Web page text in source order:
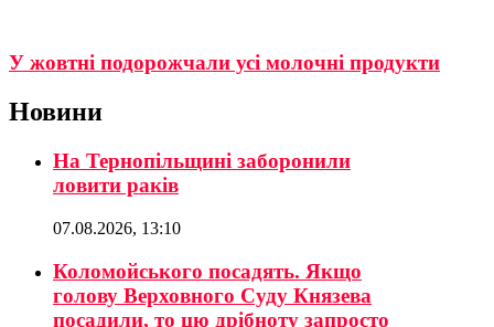
У жовтні подорожчали усі молочні продукти
Новини
На Тернопільщині заборонили
ловити раків
07.08.2026, 13:10
Коломойського посадять. Якщо
голову Верховного Суду Князева
посадили, то цю дрібноту запросто